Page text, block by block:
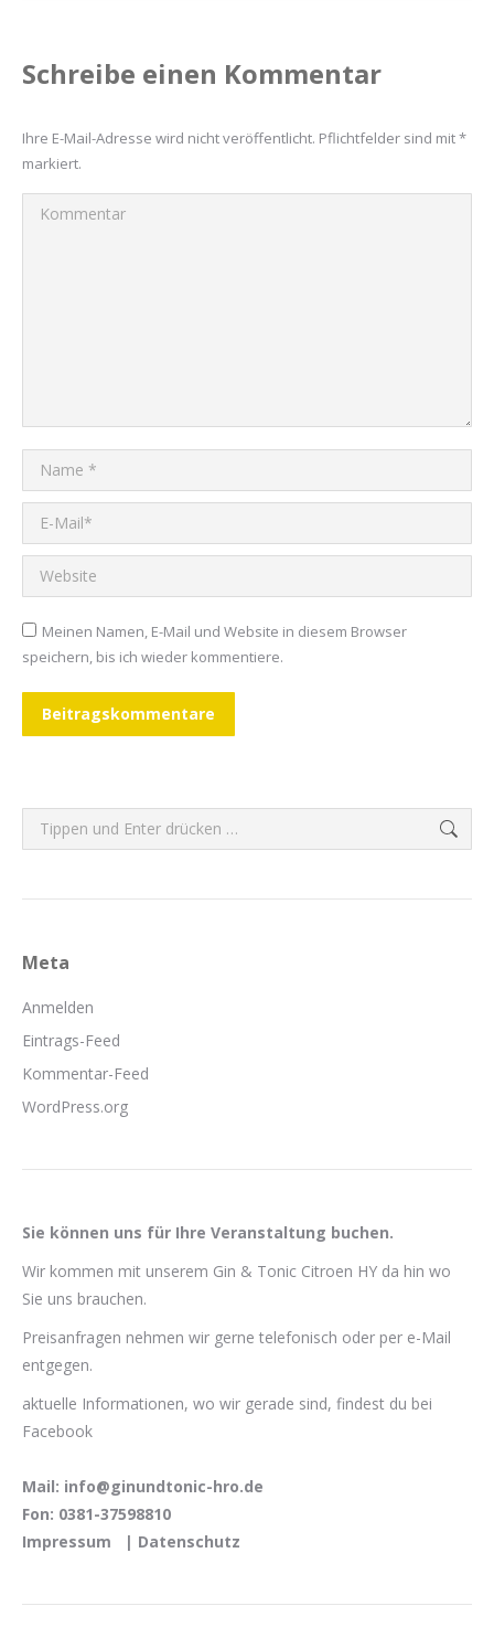
Schreibe einen Kommentar
Ihre E-Mail-Adresse wird nicht veröffentlicht. Pflichtfelder sind mit*
markiert.
Kommentar
Name *
E-Mail *
Website
Meinen Namen, E-Mail und Website in diesem Browser
speichern, bis ich wieder kommentiere.
Beitragskommentare
Search:
Meta
Anmelden
Eintrags-Feed
Kommentar-Feed
WordPress.org
Sie können uns für Ihre Veranstaltung buchen.
Wir kommen mit unserem Gin & Tonic Citroen HY da hin wo
Sie uns brauchen.
Preisanfragen nehmen wir gerne telefonisch oder per e-Mail
entgegen.
aktuelle Informationen, wo wir gerade sind, findest du bei
Facebook
Mail: info@ginundtonic-hro.de
Fon: 0381-37598810
Impressum
| Datenschutz